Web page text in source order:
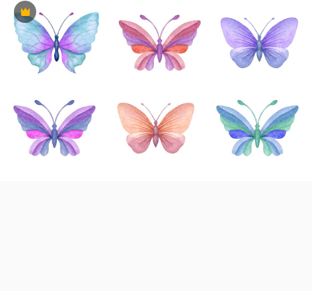
Premium